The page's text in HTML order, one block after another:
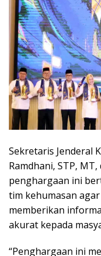
Sekretaris Jenderal
Ramdhani, STP,
penghargaan ini
tim kehumasan
memberikan
akurat kepada
“Penghargaan ini